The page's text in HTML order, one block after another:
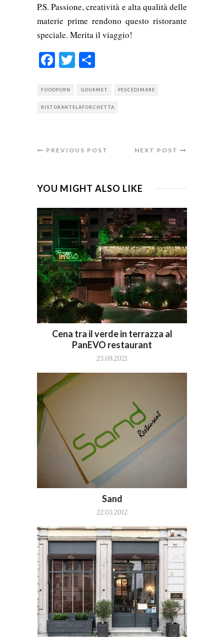
P.S. Passione, creatività e alta qualità delle
materie prime rendono questo ristorante
speciale. Merita il viaggio!
Facebook
Twitter
FOODPORN GOURMET PESCEDIMARE
RISTORANTELAFORCHETTA
PREVIOUS POST NEXT POST
YOU MIGHT ALSO LIKE
Cena tra il verde in terrazza al
PanEVO restaurant
23.08.2021
Sand
22.03.2012